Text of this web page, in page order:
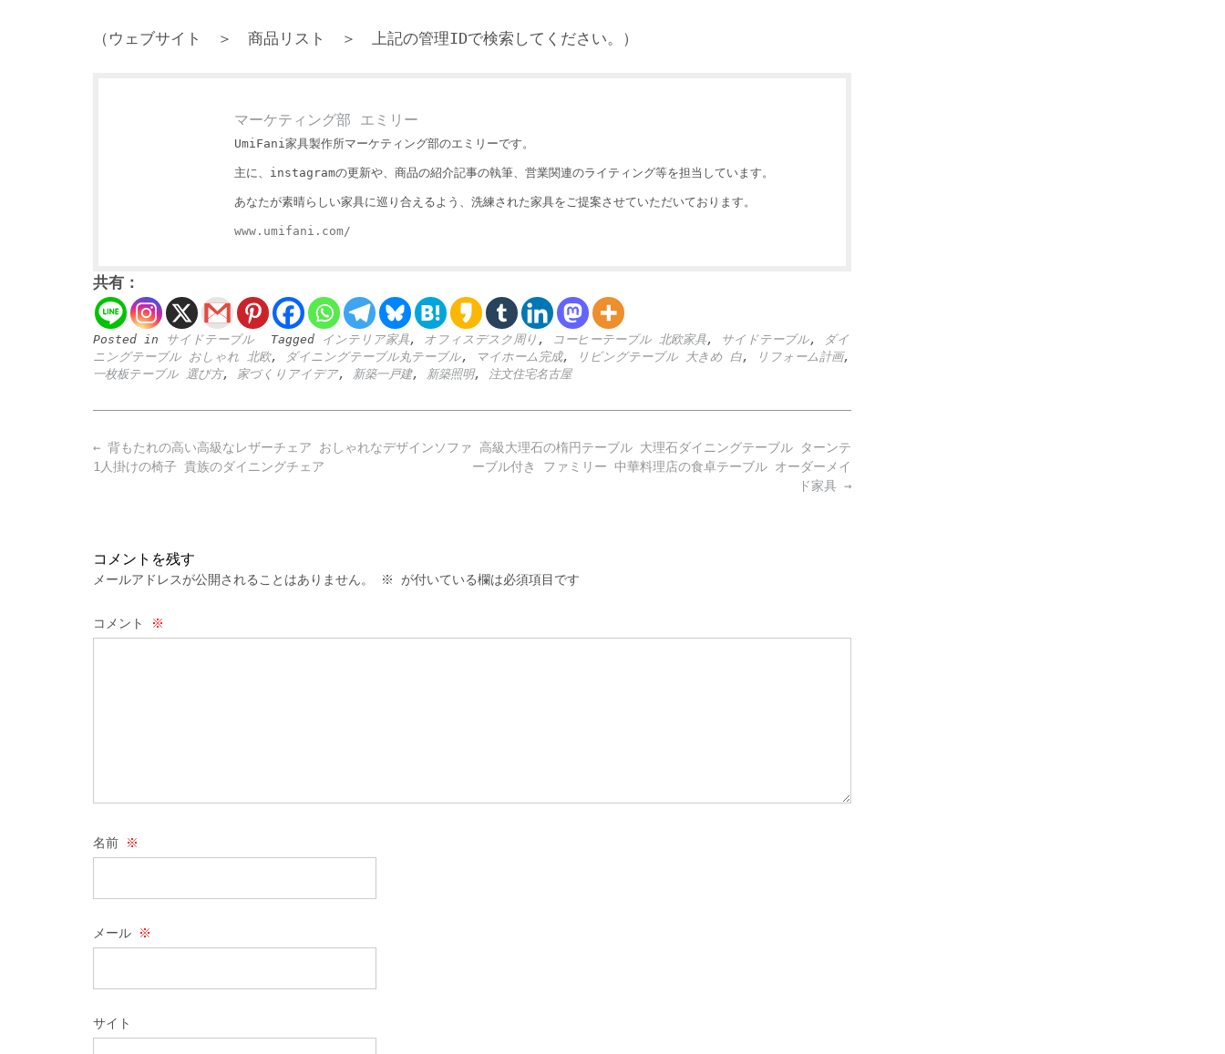
（ウェブサイト ＞ 商品リスト ＞ 上記の管理IDで検索してください。）
マーケティング部 エミリー
UmiFani家具製作所マーケティング部のエミリーです。
主に、instagramの更新や、商品の紹介記事の執筆、営業関連のライティング等を担当しています。
あなたが素晴らしい家具に巡り合えるよう、洗練された家具をご提案させていただいております。
www.umifani.com/
共有：
Posted in サイドテーブル Tagged インテリア家具, オフィスデスク周り , コーヒーテーブル 北欧家具, サイドテーブル,
ダイ
ニングテーブル おしゃれ 北欧, ダイニングテーブル丸テーブル, マイホーム完成, リビングテーブル 大きめ 白, リフォーム計画,
一枚板テーブル 選び方, 家づくりアイデア, 新築一戸建, 新築照明, 注文住宅名古屋
Post
navigation
高級大理石の楕円テーブル 大理石ダイニングテーブル ターンテ
ーブル付き ファミリー 中華料理店の食卓テーブル オーダーメイ
ド家具→
← 背もたれの高い高級なレザーチェア おしゃれなデザインソファ
1人掛けの椅子 貴族のダイニングチェア
コメントを残す
メールアドレスが公開されることはありません。 ※ が付いている欄は必須項目です
コメント ※
名前 ※
メール ※
サイト